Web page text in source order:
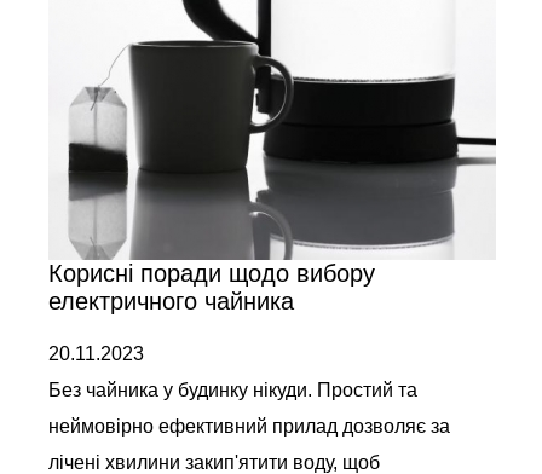
Корисні поради щодо вибору
електричного чайника
20.11.2023
Без чайника у будинку нікуди. Простий та
неймовірно ефективний прилад дозволяє за
лічені хвилини закип'ятити воду, щоб